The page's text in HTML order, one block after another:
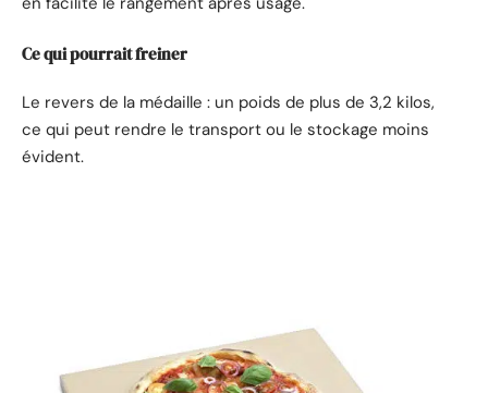
Ce qui pourrait freiner
Le revers de la médaille : un poids de plus de 3,2 kilos,
ce qui peut rendre le transport ou le stockage moins
évident.